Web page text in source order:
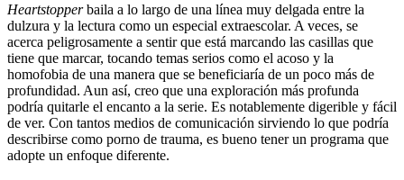
Heartstopperbaila a lo largo de una línea muy delgada entre la
dulzura y la lectura como un especial extraescolar. A veces, se
acerca peligrosamente a sentir que está marcando las casillas que
tiene que marcar, tocando temas serios como el acoso y la
homofobia de una manera que se beneficiaría de un poco más de
profundidad. Aun así, creo que una exploración más profunda
podría quitarle el encanto a la serie. Es notablemente digerible y fácil
de ver. Con tantos medios de comunicación sirviendo lo que podría
describirse como porno de trauma, es bueno tener un programa que
adopte un enfoque diferente.